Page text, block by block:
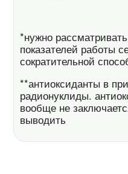
*нужно
показателей работы
сократительной
**антиоксиданты в
радионуклиды.
вообще не
выводить